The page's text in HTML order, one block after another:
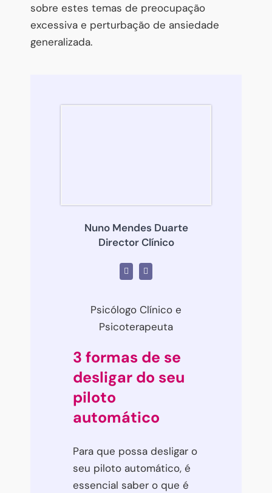
sobre estes temas de preocupação
excessiva e perturbação de ansiedade
generalizada.
Nuno Mendes Duarte
Director Clínico
Psicólogo Clínico e
Psicoterapeuta
3 formas de se
desligar do seu
piloto
automático
Para que possa desligar o
seu piloto automático, é
essencial saber o que é